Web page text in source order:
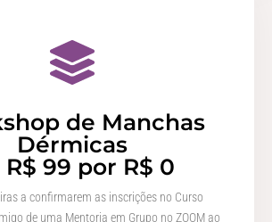
de Manchas
Dérmicas
R$ 99 por R$ 0
a confirmarem as inscrições no Curso
de uma Mentoria em Grupo no ZOOM ao